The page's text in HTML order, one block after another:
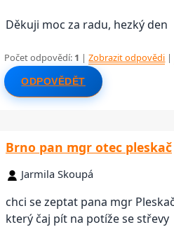
Děkuji moc za radu, hezký den
Počet odpovědí: 1 |Zobrazit odpovědi |
ODPOVĚDĚT
Brno pan mgr otec pleskač
Jarmila Skoupá
chci se zeptat pana mgr
který čaj pít na potíže se střevy